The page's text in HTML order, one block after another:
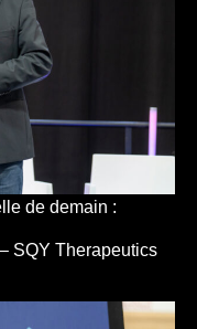
de demain :
SQY Therapeutics